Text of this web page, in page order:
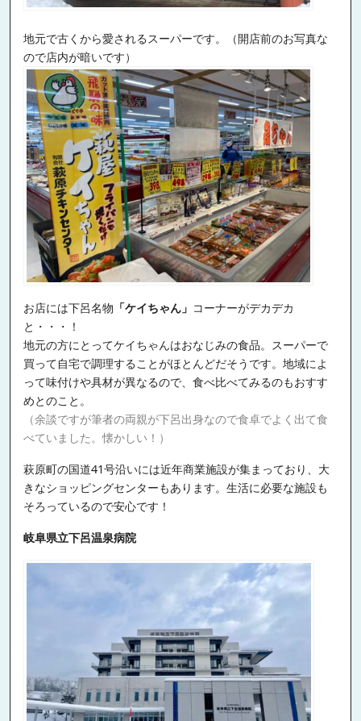
地元で古くから愛されるスーパーです。（開店前のお写真な
ので店内が暗いです）
お店には下呂名物 「ケイちゃん」 コーナーがデカデカ
と・・・！
地元の方にとってケイちゃんはおなじみの食品。スーパーで
買って自宅で調理することがほとんどだそうです。地域によ
って味付けや具材が異なるので、食べ比べてみるのもおすす
めとのこと。
（余談ですが筆者の両親が下呂出身なので食卓でよく出て食
べていました。懐かしい！）
萩原町の国道41号沿いには近年商業施設が集まっており、大
きなショッピングセンターもあります。生活に必要な施設も
そろっているので安心です！
岐阜県立下呂温泉病院